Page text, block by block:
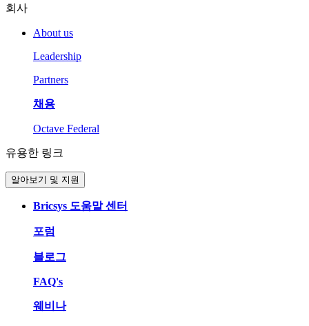
회사
About us
Leadership
Partners
채용
Octave Federal
유용한 링크
알아보기 및 지원
Bricsys 도움말 센터
포럼
블로그
FAQ's
웨비나